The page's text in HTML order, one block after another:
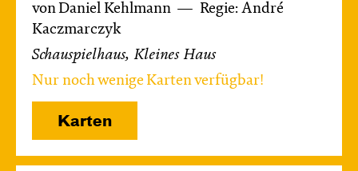
von Daniel Kehlmann
Regie: André
Kaczmarczyk
Schauspielhaus, Kleines Haus
Nur noch wenige Karten verfügbar!
Karten